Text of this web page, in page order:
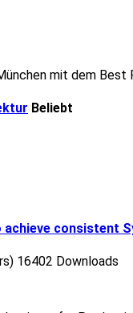
mit dem Best
Beliebt
consistent
16402 Downloads